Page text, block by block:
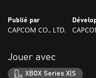
Publié par
CAPCOM CO., LTD.
Jouer avec
XBOX Series X|S